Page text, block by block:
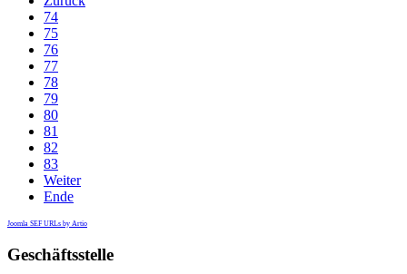
74
75
76
77
78
79
80
81
82
83
Weiter
Ende
Joomla SEF URLs by Artio
Geschäftsstelle